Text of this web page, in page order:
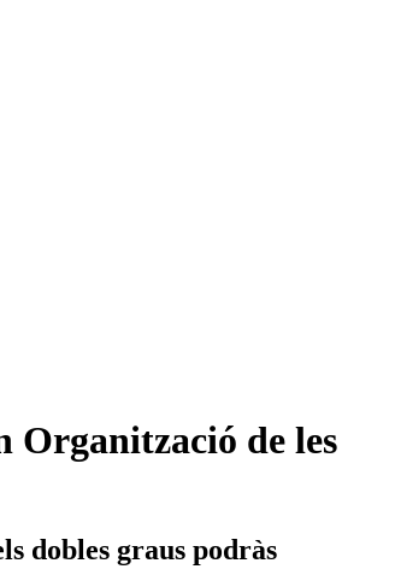
Organització de les
dobles graus podràs